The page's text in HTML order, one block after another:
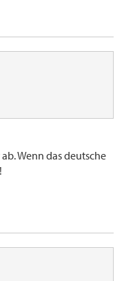
Wenn das deutsche